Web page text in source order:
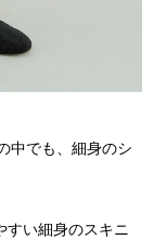
でも、細身のシ
すい細身のスキニ